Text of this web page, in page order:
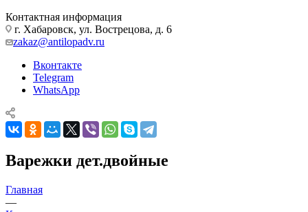
Контактная информация
г. Хабаровск, ул. Вострецова, д. 6
zakaz@antilopadv.ru
Вконтакте
Telegram
WhatsApp
Варежки дет.двойные
Главная
—